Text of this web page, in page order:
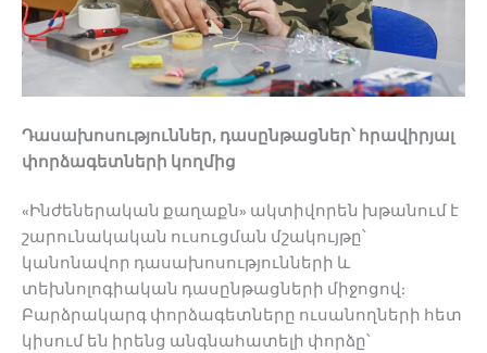
Դասախոսություններ, դասընթացներ՝ հրավիրյալ
փորձագետների կողմից
«Ինժեներական քաղաքն» ակտիվորեն խթանում է
շարունակական ուսուցման մշակույթը՝
կանոնավոր դասախոսությունների և
տեխնոլոգիական դասընթացների միջոցով:
Բարձրակարգ փորձագետները ուսանողների հետ
կիսում են իրենց անգնահատելի փորձը՝